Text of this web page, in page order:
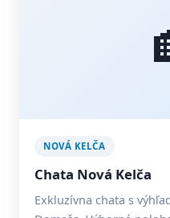
NOVÁ KELČA
Chata Nová Kelča
Exkluzívna chata s